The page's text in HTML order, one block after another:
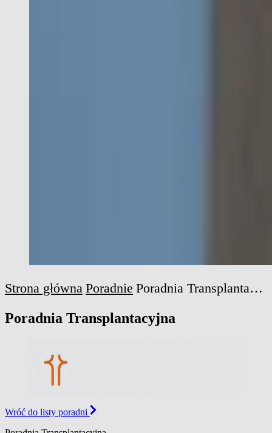
Strona główna Poradnie Poradnia Transplantacyjna
Poradnia Transplantacyjna
Wróć do listy poradni